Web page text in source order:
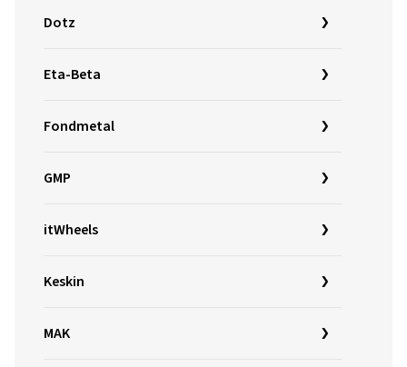
Dotz
Eta-Beta
Fondmetal
GMP
itWheels
Keskin
MAK